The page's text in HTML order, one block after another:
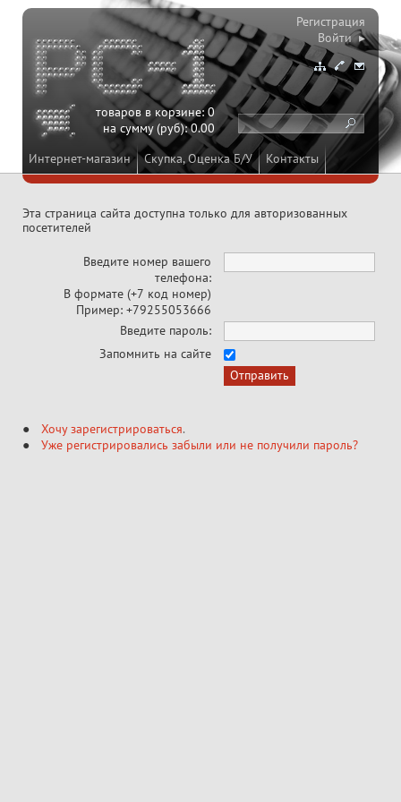
Интернет-магазин Скупка, Оценка Б/У Контакты
товаров в корзине:0
на сумму (руб):0.00
Регистрация
Войти ▸
Эта страница сайта доступна только для авторизованных
посетителей
Введите номер вашего
телефона:
В формате (+7 код номер)
Пример: +79255053666
Введите пароль:
Запомнить на сайте
Хочу зарегистрироваться.
Уже регистрировались забыли или не получили пароль?